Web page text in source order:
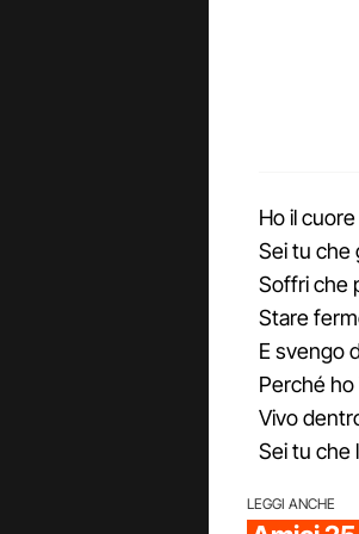
Ho il
Sei tu che
Soffri che
Stare
E svengo
Perché
Vivo
Sei tu che
LEGGI ANCHE